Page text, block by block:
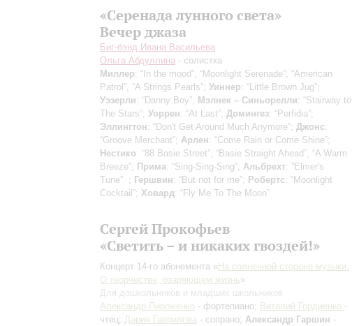
«Серенада лунного света»
Вечер джаза
Биг-бэнд Ивана Васильева
Ольга Абдуллина - солистка
Миллер: “In the mood”, “Moonlight Serenade”, “American
Patrol”, “A Strings Pearls”; Уиннер: “Little Brown Jug”;
Уэзерли: “Danny Boy”; Мэлнек – Синьорелли: “Stairway to
The Stars”; Уоррен: “At Last”; Домингез: “Perfidia”;
Эллингтон: “Don't Get Around Much Anymore”; Джонс:
“Groove Merchant”; Арлен: “Come Rain or Come Shine”;
Нестико: “88 Basie Street”, “Basie Straight Ahead”, “A Warm
Breeze”; Прима: “Sing-Sing-Sing”; Альбрехт: ”Elmer's
Tune” ; Гершвин: “But not for me”; Робертс: “Moonlight
Cocktail”; Ховард: “Fly Me To The Moon”
Сергей Прокофьев
«Светить – и никаких гвоздей!»
Концерт 14-го абонемента « На солнечной стороне музыки.
О творчестве, озаряющем жизнь»
Для дошкольников и младших школьников
Александр Пироженко - фортепиано; Виталий Гордиенко -
чтец; Дария Гаврилова - сопрано; Александр Гаршин -